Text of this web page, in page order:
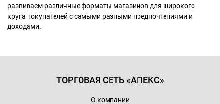
развиваем различные форматы магазинов для широкого
круга покупателей с самыми разными предпочтениями и
доходами.
ТОРГОВАЯ СЕТЬ «АПЕКС»
О компании